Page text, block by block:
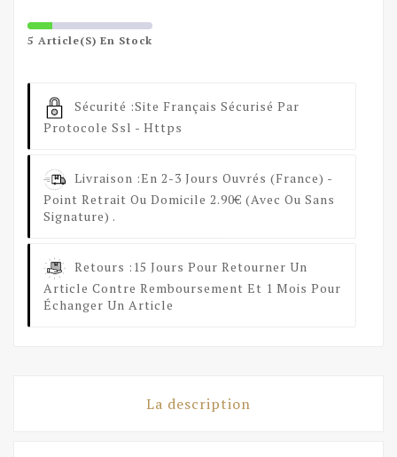
5 Article(s) En Stock
Sécurité :Site Français Sécurisé Par
Protocole Ssl - Https
Livraison :En 2-3 Jours Ouvrés (France) -
Point Retrait Ou Domicile 2.90€ (avec Ou Sans
Signature) .
Retours : 15 Jours Pour Retourner Un
Article Contre Remboursement Et 1 Mois Pour
Échanger Un Article
La description